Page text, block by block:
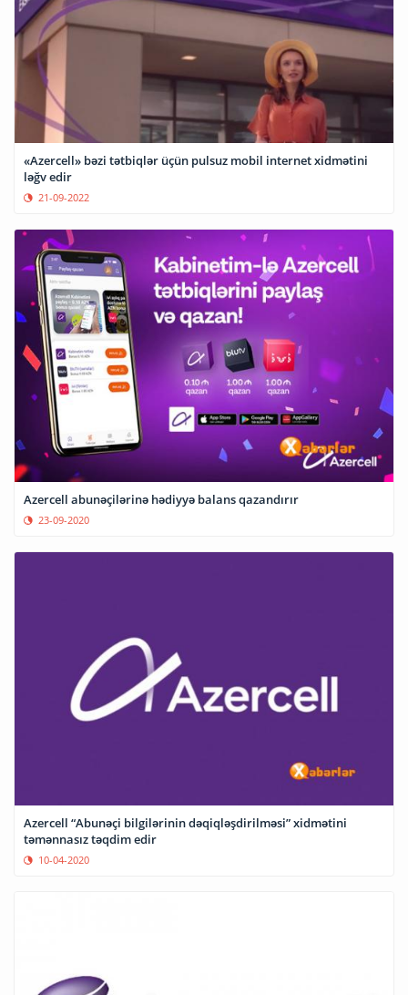
«Azercell» bəzi tətbiqlər üçün pulsuz mobil internet xidmətini
ləğv edir
21-09-2022
Azercell abunəçilərinə hədiyyə balans qazandırır
23-09-2020
Azercell “Abunəçi bilgilərinin dəqiqləşdirilməsi” xidmətini
təmənnasız təqdim edir
10-04-2020